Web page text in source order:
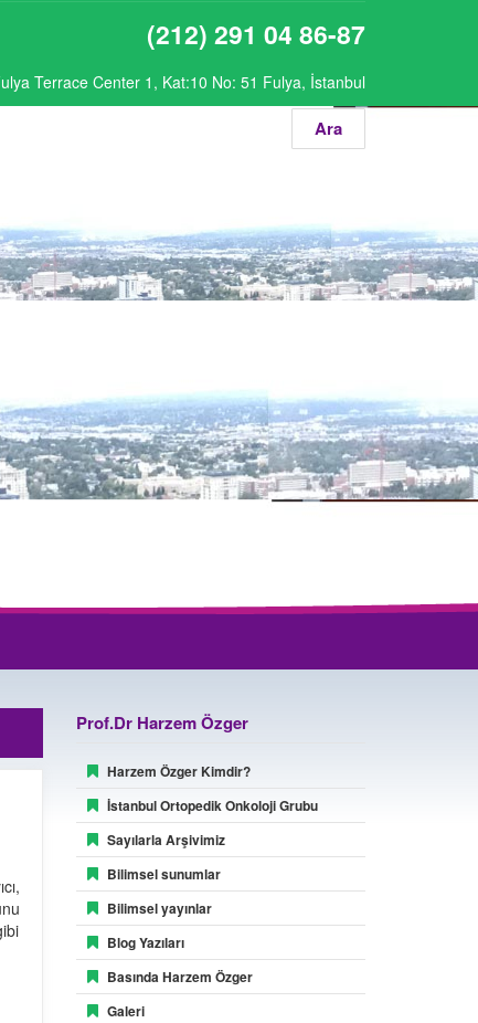
(212) 291 04 86-87
Terrace Center 1, Kat:10 No: 51 Fulya, İstanbul
Ara
Prof.Dr Harzem Özger
Harzem Özger Kimdir?
İstanbul Ortopedik Onkoloji Grubu
Sayılarla Arşivimiz
Bilimsel sunumlar
Bilimsel yayınlar
Blog Yazıları
Basında Harzem Özger
Galeri